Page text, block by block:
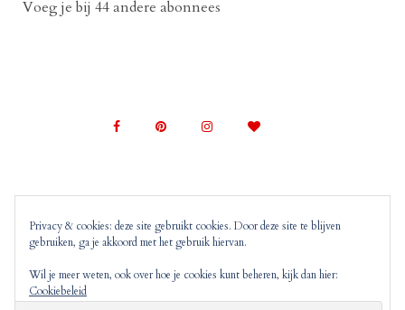
Voeg je bij 44 andere abonnees
© 2022 Mom on Top |Copyright, Disclaimer en
PrivacyverklaringMom on Top bevat advertenties en
‘monitized of affiliated’ links. Dit wil zeggen dat
Privacy & cookies: deze site gebruikt cookies. Door deze site te blijven
gebruiken, ga je akkoord met het gebruik hiervan.
Wil je meer weten, ook over hoe je cookies kunt beheren, kijk dan hier:
Cookiebeleid